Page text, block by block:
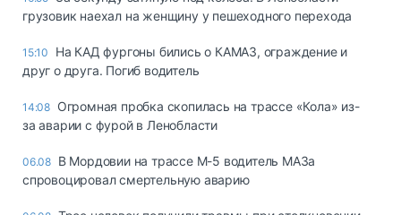
грузовик наехал на женщину у пешеходного перехода
15:10
На КАД фургоны бились о КАМАЗ, ограждение и
друг о друга. Погиб водитель
14:08 Огромная пробка скопилась на трассе «Кола» из-
за аварии с фурой в Ленобласти
06.08 В Мордовии на трассе М-5 водитель МАЗа
спровоцировал смертельную аварию